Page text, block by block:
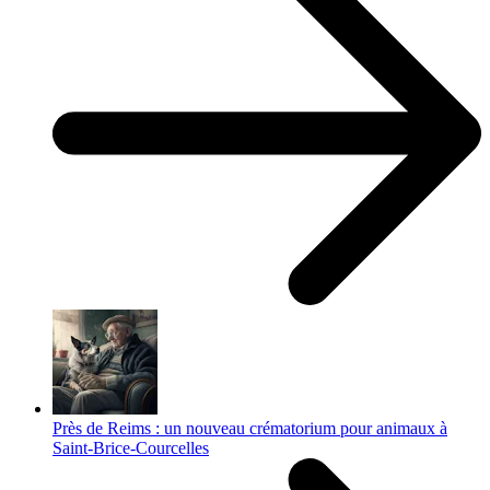
Près de Reims : un nouveau crématorium pour animaux à
Saint-Brice-Courcelles